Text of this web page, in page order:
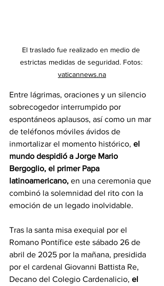
El traslado fue realizado en medio de
estrictas medidas de seguridad. Fotos:
vaticannews.na
Entre lágrimas, oraciones y un silencio
sobrecogedor interrumpido por
espontáneos aplausos, así como un mar
de teléfonos móviles ávidos de
inmortalizar el momento histórico, el
mundo despidió a Jorge Mario
Bergoglio, el primer Papa
latinoamericano, en una ceremonia que
combinó la solemnidad del rito con la
emoción de un legado inolvidable.
Tras la santa misa exequial por el
Romano Pontífice este sábado 26 de
abril de 2025 por la mañana, presidida
por el cardenal Giovanni Battista Re,
Decano del Colegio Cardenalicio, el